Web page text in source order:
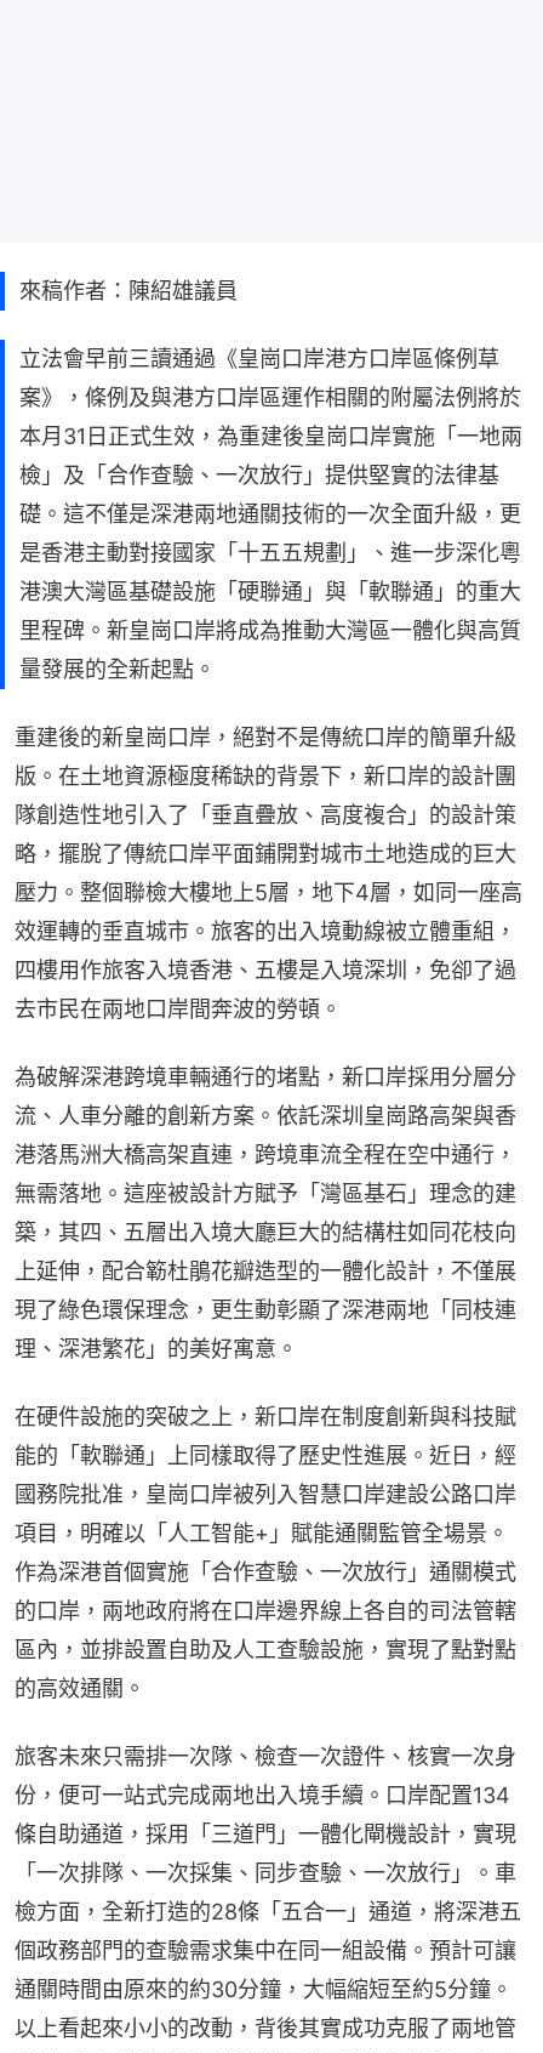
來稿作者：陳紹雄議員
立法會早前三讀通過《皇崗口岸港方口岸區條例草
案》，條例及與港方口岸區運作相關的附屬法例將於
本月31日正式生效，為重建後皇崗口岸實施「一地兩
檢」及「合作查驗、一次放行」提供堅實的法律基
礎。這不僅是深港兩地通關技術的一次全面升級，更
是香港主動對接國家「十五五規劃」、進一步深化粵
港澳大灣區基礎設施「硬聯通」與「軟聯通」的重大
里程碑。新皇崗口岸將成為推動大灣區一體化與高質
量發展的全新起點。
重建後的新皇崗口岸，絕對不是傳統口岸的簡單升級
版。在土地資源極度稀缺的背景下，新口岸的設計團
隊創造性地引入了「垂直疊放、高度複合」的設計策
略，擺脫了傳統口岸平面鋪開對城市土地造成的巨大
壓力。整個聯檢大樓地上5層，地下4層，如同一座高
效運轉的垂直城市。旅客的出入境動線被立體重組，
四樓用作旅客入境香港、五樓是入境深圳，免卻了過
去市民在兩地口岸間奔波的勞頓。
為破解深港跨境車輛通行的堵點，新口岸採用分層分
流、人車分離的創新方案。依託深圳皇崗路高架與香
港落馬洲大橋高架直連，跨境車流全程在空中通行，
無需落地。這座被設計方賦予「灣區基石」理念的建
築，其四、五層出入境大廳巨大的結構柱如同花枝向
上延伸，配合簕杜鵑花瓣造型的一體化設計，不僅展
現了綠色環保理念，更生動彰顯了深港兩地「同枝連
理、深港繁花」的美好寓意。
在硬件設施的突破之上，新口岸在制度創新與科技賦
能的「軟聯通」上同樣取得了歷史性進展。近日，經
國務院批准，皇崗口岸被列入智慧口岸建設公路口岸
項目，明確以「人工智能+」賦能通關監管全場景。
作為深港首個實施「合作查驗、一次放行」通關模式
的口岸，兩地政府將在口岸邊界線上各自的司法管轄
區內，並排設置自助及人工查驗設施，實現了點對點
的高效通關。
旅客未來只需排一次隊、檢查一次證件、核實一次身
份，便可一站式完成兩地出入境手續。口岸配置134
條自助通道，採用「三道門」一體化閘機設計，實現
「一次排隊、一次採集、同步查驗、一次放行」。車
檢方面，全新打造的28條「五合一」通道，將深港五
個政務部門的查驗需求集中在同一組設備。預計可讓
通關時間由原來的約30分鐘，大幅縮短至約5分鐘。
以上看起來小小的改動，背後其實成功克服了兩地管